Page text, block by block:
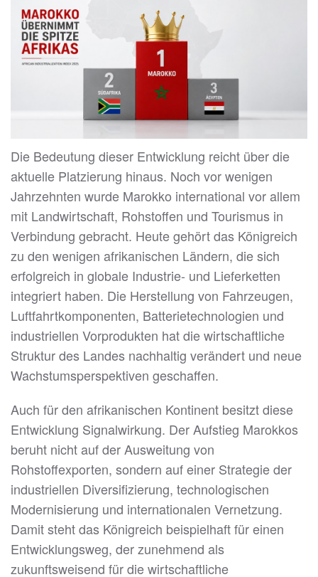
Die Bedeutung dieser Entwicklung reicht über die
aktuelle Platzierung hinaus. Noch vor wenigen
Jahrzehnten wurde Marokko international vor allem
mit Landwirtschaft, Rohstoffen und Tourismus in
Verbindung gebracht. Heute gehört das Königreich
zu den wenigen afrikanischen Ländern, die sich
erfolgreich in globale Industrie- und Lieferketten
integriert haben. Die Herstellung von Fahrzeugen,
Luftfahrtkomponenten, Batterietechnologien und
industriellen Vorprodukten hat die wirtschaftliche
Struktur des Landes nachhaltig verändert und neue
Wachstumsperspektiven geschaffen.
Auch für den afrikanischen Kontinent besitzt diese
Entwicklung Signalwirkung. Der Aufstieg Marokkos
beruht nicht auf der Ausweitung von
Rohstoffexporten, sondern auf einer Strategie der
industriellen Diversifizierung, technologischen
Modernisierung und internationalen Vernetzung.
Damit steht das Königreich beispielhaft für einen
Entwicklungsweg, der zunehmend als
zukunftsweisend für die wirtschaftliche